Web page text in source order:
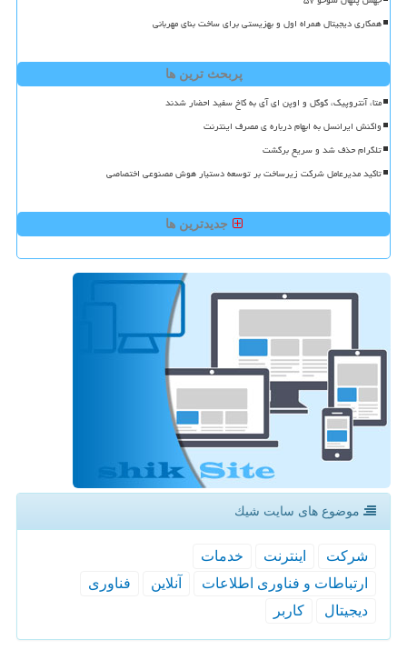
همکاری دیجیتال همراه اول و بهزیستی برای ساخت بنای مهربانی
پربحث ترین ها
متا، آنتروپیک، گوگل و اوپن ای آی به کاخ سفید احضار شدند
واکنش ایرانسل به ابهام درباره ی مصرف اینترنت
تلگرام حذف شد و سریع برگشت
تاکید مدیرعامل شرکت زیرساخت بر توسعه دستیار هوش مصنوعی اختصاصی
جدیدترین ها
موضوع های سایت شیك
شركت اینترنت
خدمات
ارتباطات و فناوری اطلاعات
آنلاین
فناوری
دیجیتال
كاربر